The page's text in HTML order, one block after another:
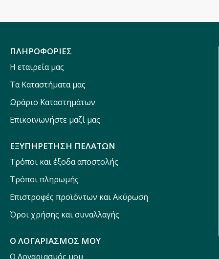
ΠΛΗΡΟΦΟΡΙΕΣ
Η εταιρεία μας
Τα Καταστήματα μας
Ωράριο Καταστημάτων
Επικοινωνήστε μαζί μας
ΕΞΥΠΗΡΕΤΗΣΗ ΠΕΛΑΤΩΝ
Τρόποι και έξοδα αποστολής
Τρόποι πληρωμής
Επιστροφές προϊόντων και Ακύρωση
Όροι χρήσης και συναλλαγής
Ο ΛΟΓΑΡΙΑΣΜΟΣ ΜΟΥ
Ο Λογαριασμός μου